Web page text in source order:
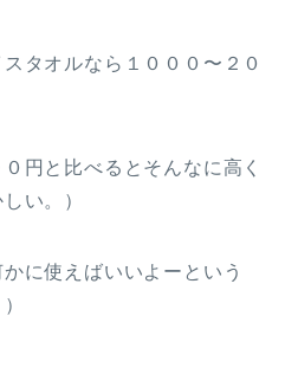
タオルなら１０００〜２０
円と比べるとそんなに高く
い。）
に使えばいいよーという